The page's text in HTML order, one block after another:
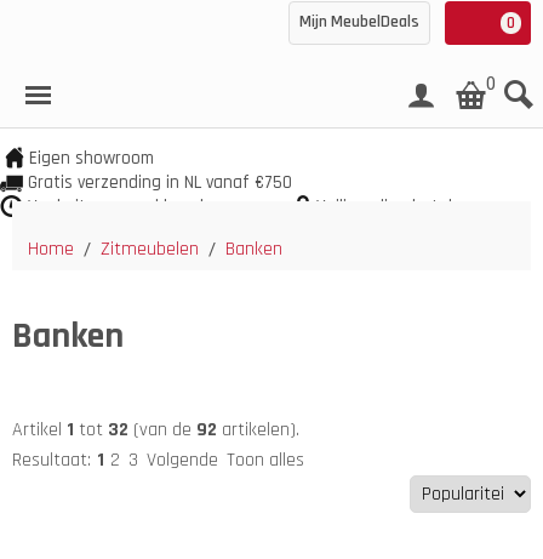
0
Mijn MeubelDeals
0
Eigen showroom
Gratis verzending in NL vanaf €750
Veel uit voorraad leverbaar
Veilig online betalen
Home / Zitmeubelen / Banken
Banken
Artikel 1 tot 32 (van de 92 artikelen).
Resultaat: 1 2 3 Volgende Toon alles